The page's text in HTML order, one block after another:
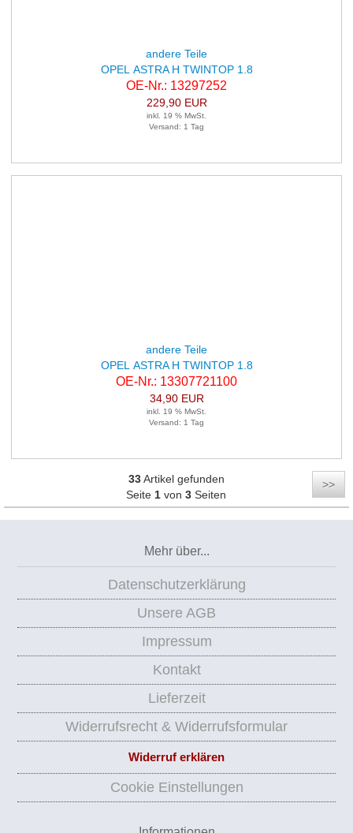
andere Teile
OPEL ASTRA H TWINTOP 1.8
OE-Nr.: 13297252
229,90 EUR
inkl. 19 % MwSt.
Versand: 1 Tag
andere Teile
OPEL ASTRA H TWINTOP 1.8
OE-Nr.: 13307721100
34,90 EUR
inkl. 19 % MwSt.
Versand: 1 Tag
33Artikel gefunden
Seite 1 von3 Seiten
>>
Mehr über...
Datenschutzerklärung
Unsere AGB
Impressum
Kontakt
Lieferzeit
Widerrufsrecht & Widerrufsformular
Widerruf erklären
Cookie Einstellungen